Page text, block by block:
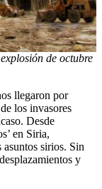
de octubre
llegaron por
los invasores
Desde
en Siria,
asuntos sirios. Sin
y